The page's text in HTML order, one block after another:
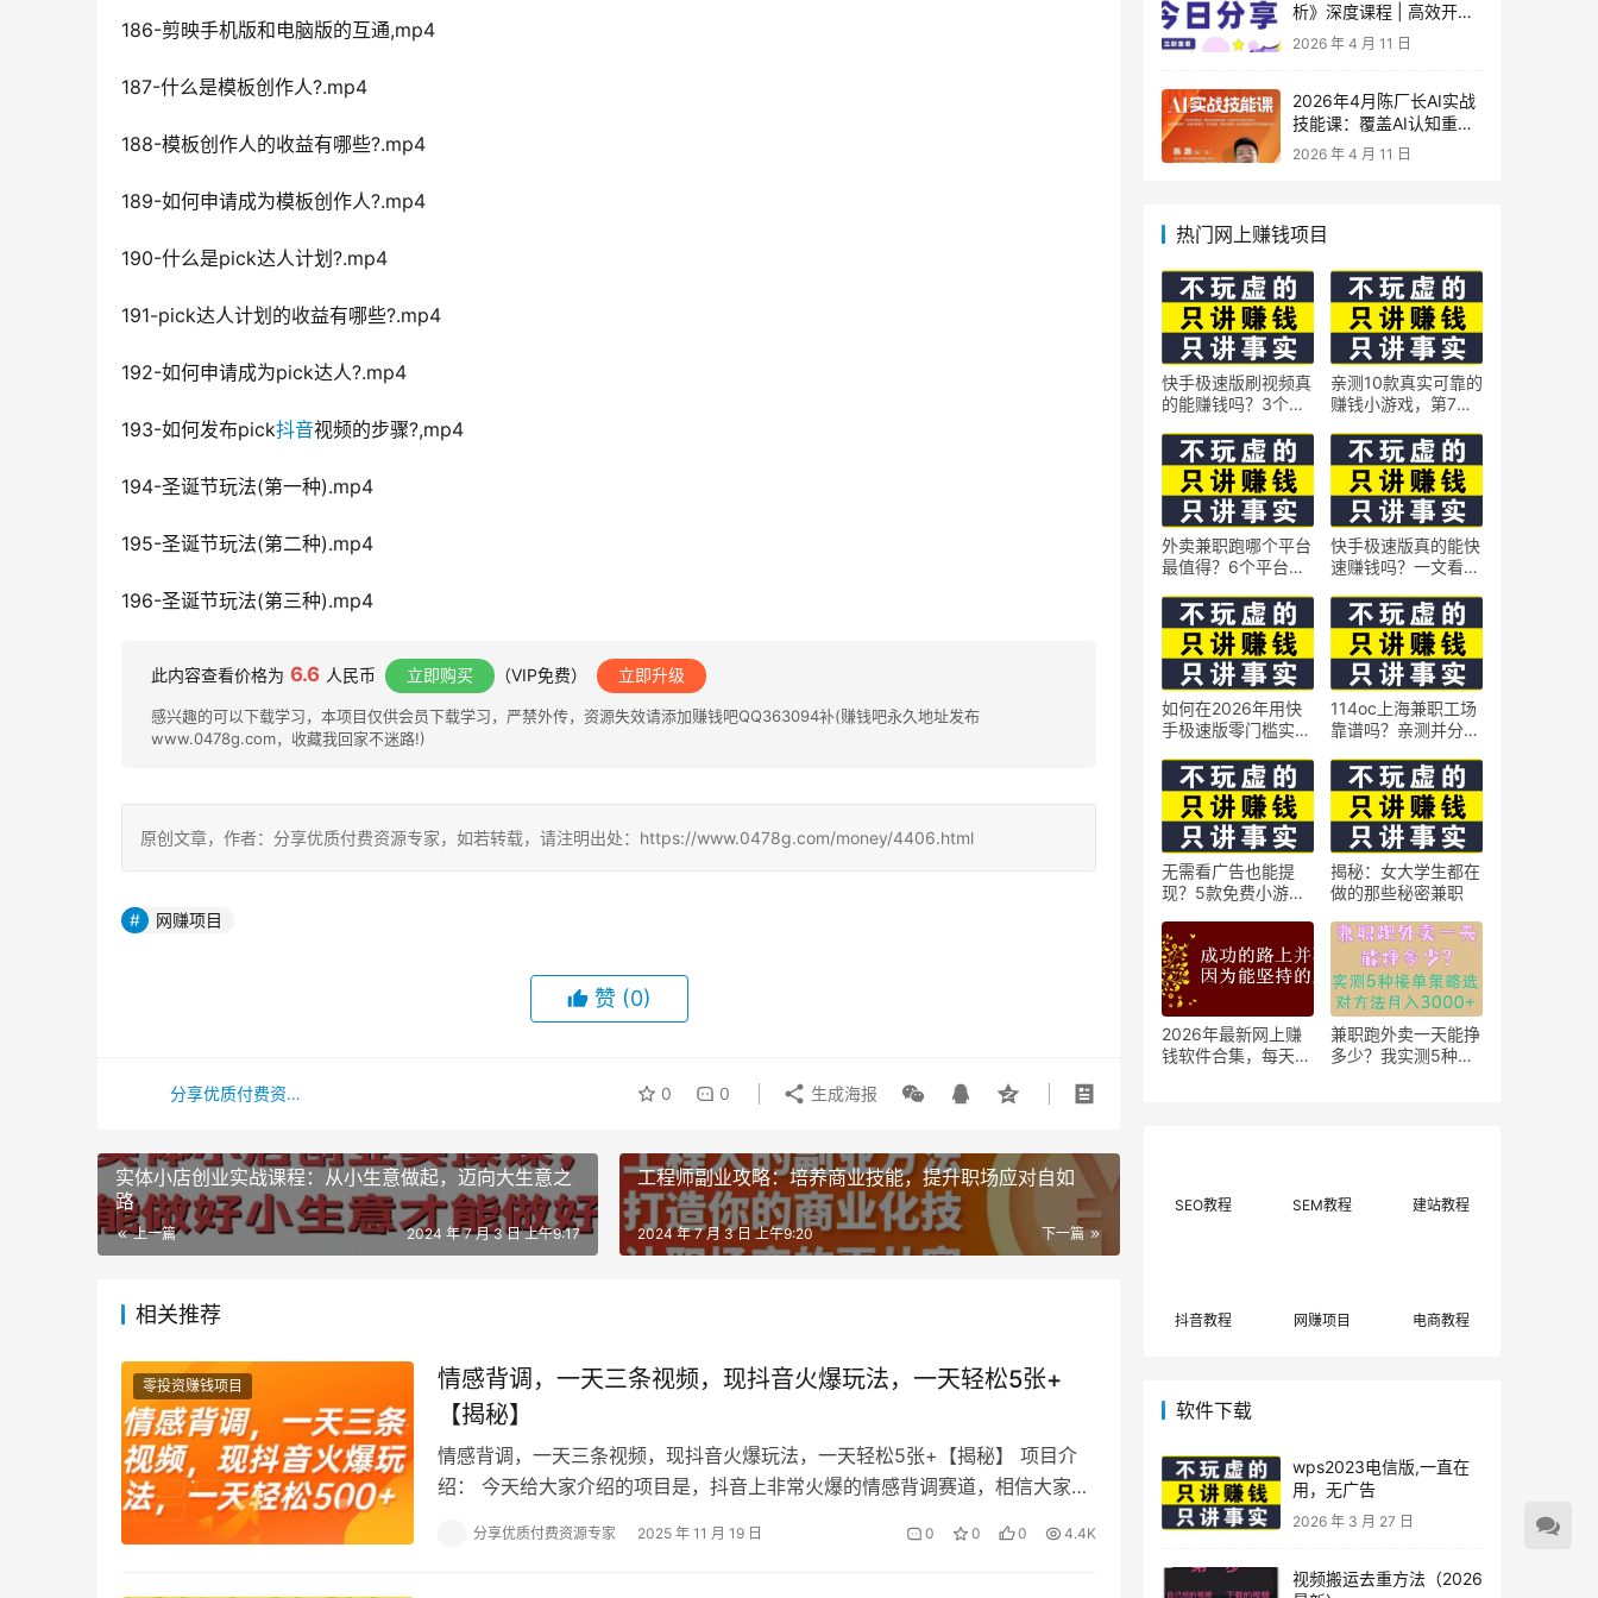
186-剪映手机版和电脑版的互通,mp4
187-什么是模板创作人?.mp4
188-模板创作人的收益有哪些?.mp4
189-如何申请成为模板创作人?.mp4
190-什么是pick达人计划?.mp4
191-pick达人计划的收益有哪些?.mp4
192-如何申请成为pick达人?.mp4
193-如何发布pick抖音视频的步骤?,mp4
194-圣诞节玩法(第一种).mp4
195-圣诞节玩法(第二种).mp4
196-圣诞节玩法(第三种).mp4
此内容查看价格为 6.6 人民币 立即购买 （VIP免费） 立即升级
感兴趣的可以下载学习，本项目仅供会员下载学习，严禁外传，资源失效请添加赚钱吧QQ363094补(赚钱吧永久地址发布
www.0478g.com，收藏我回家不迷路!)
原创文章，作者：分享优质付费资源专家，如若转载，请注明出处：https://www.0478g.com/money/4406.html
网赚项目
赞 (0)
分享优质付费资源专家 0 0 生成海报
实体小店创业实战课程：从小生意做起，迈向大生意之
路
上一篇 2024 年 7 月 3 日 上午9:17
工程师副业攻略：培养商业技能，提升职场应对自如
下一篇
2024 年 7 月 3 日 上午9:20
相关推荐
零投资赚钱项目
情感背调，一天三条视频，现抖音火爆玩法，一天轻松5张+
【揭秘】
情感背调，一天三条视频，现抖音火爆玩法，一天轻松5张+【揭秘】 项目介
绍： 今天给大家介绍的项目是，抖音上非常火爆的情感背调赛道，相信大家最
分享优质付费资源专家 2025 年 11 月 19 日 0 0 0 4.4K
析》深度课程 | 高效开
车、极速投产系统实操课
2026 年 4 月 11 日
2026年4月陈厂长AI实战
技能课：覆盖AI认知重
构、智能体与大模型解
2026 年 4 月 11 日
热门网上赚钱项目
快手极速版刷视频真
的能赚钱吗？3个隐
亲测10款真实可靠的
赚钱小游戏，第7款
外卖兼职跑哪个平台
最值得？6个平台实
快手极速版真的能快
速赚钱吗？一文看懂
如何在2026年用快
手极速版零门槛实现
技巧
114oc上海兼职工场
靠谱吗？亲测并分享
无需看广告也能提
现？5款免费小游戏
揭秘：女大学生都在
做的那些秘密兼职
2026年最新网上赚
钱软件合集，每天免
兼职跑外卖一天能挣
多少？我实测5种接
SEO教程 SEM教程 建站教程
抖音教程 网赚项目 电商教程
软件下载
wps2023电信版,一直在
用，无广告
2026 年 3 月 27 日
视频搬运去重方法（2026